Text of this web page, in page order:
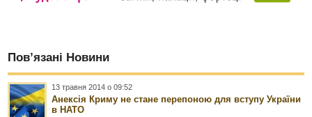
Пов’язані Новини
13 травня 2014 о 09:52
Анексія Криму не стане перепоною для вступу України
в НАТО